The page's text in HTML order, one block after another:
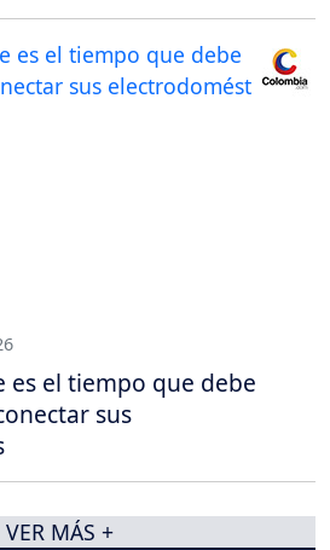
es el tiempo que debe
sus
VER MÁS +